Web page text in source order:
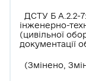
ДСТУ Б А.2.2-
інженерно-
(цивільної
документації
(Змінено,